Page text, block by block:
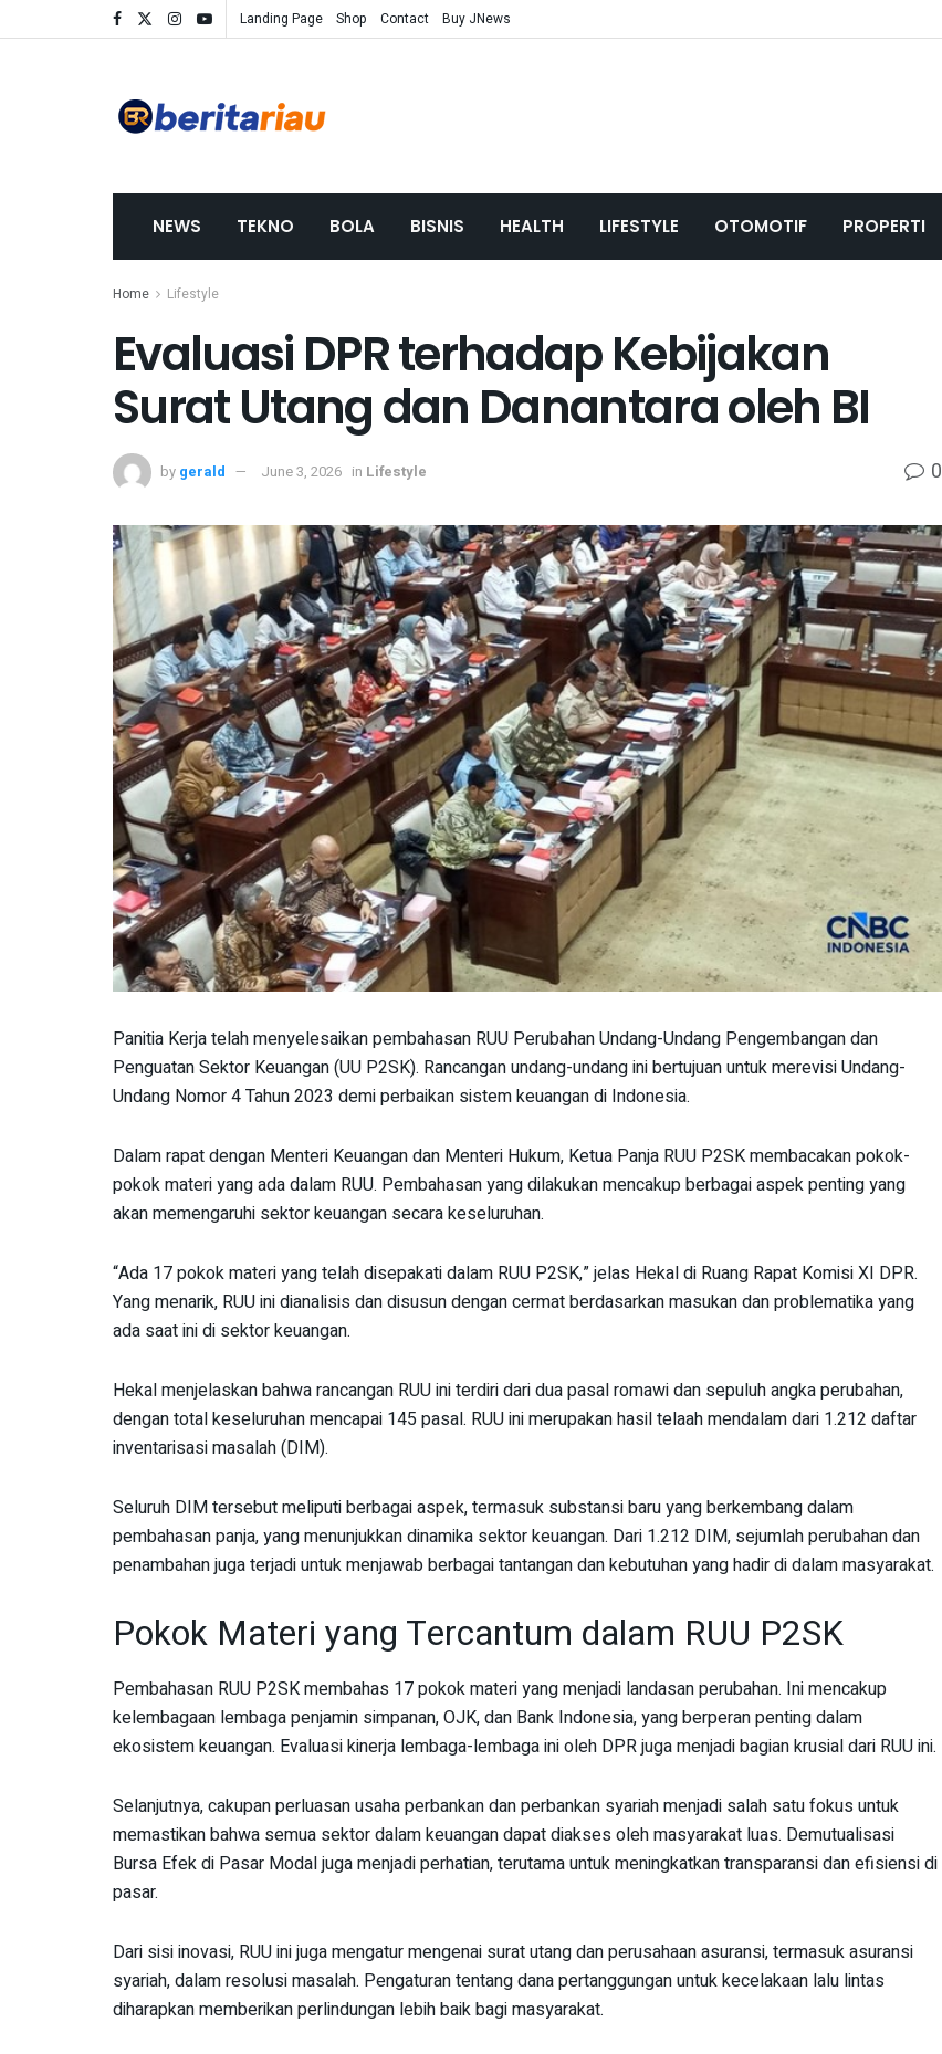
Landing Page Shop Contact Buy JNews
NEWS TEKNO BOLA BISNIS HEALTH LIFESTYLE OTOMOTIF PROPERTI
Home Lifestyle
Evaluasi DPR terhadap Kebijakan
Surat Utang dan Danantara oleh BI
by gerald June 3, 2026 in Lifestyle 0
Panitia Kerja telah menyelesaikan pembahasan RUU Perubahan Undang-Undang Pengembangan dan
Penguatan Sektor Keuangan (UU P2SK). Rancangan undang-undang ini bertujuan untuk merevisi Undang-
Undang Nomor 4 Tahun 2023 demi perbaikan sistem keuangan di Indonesia.
Dalam rapat dengan Menteri Keuangan dan Menteri Hukum, Ketua Panja RUU P2SK membacakan pokok-
pokok materi yang ada dalam RUU. Pembahasan yang dilakukan mencakup berbagai aspek penting yang
akan memengaruhi sektor keuangan secara keseluruhan.
“Ada 17 pokok materi yang telah disepakati dalam RUU P2SK,” jelas Hekal di Ruang Rapat Komisi XI DPR.
Yang menarik, RUU ini dianalisis dan disusun dengan cermat berdasarkan masukan dan problematika yang
ada saat ini di sektor keuangan.
Hekal menjelaskan bahwa rancangan RUU ini terdiri dari dua pasal romawi dan sepuluh angka perubahan,
dengan total keseluruhan mencapai 145 pasal. RUU ini merupakan hasil telaah mendalam dari 1.212 daftar
inventarisasi masalah (DIM).
Seluruh DIM tersebut meliputi berbagai aspek, termasuk substansi baru yang berkembang dalam
pembahasan panja, yang menunjukkan dinamika sektor keuangan. Dari 1.212 DIM, sejumlah perubahan dan
penambahan juga terjadi untuk menjawab berbagai tantangan dan kebutuhan yang hadir di dalam masyarakat.
Pokok Materi yang Tercantum dalam RUU P2SK
Pembahasan RUU P2SK membahas 17 pokok materi yang menjadi landasan perubahan. Ini mencakup
kelembagaan lembaga penjamin simpanan, OJK, dan Bank Indonesia, yang berperan penting dalam
ekosistem keuangan. Evaluasi kinerja lembaga-lembaga ini oleh DPR juga menjadi bagian krusial dari RUU ini.
Selanjutnya, cakupan perluasan usaha perbankan dan perbankan syariah menjadi salah satu fokus untuk
memastikan bahwa semua sektor dalam keuangan dapat diakses oleh masyarakat luas. Demutualisasi
Bursa Efek di Pasar Modal juga menjadi perhatian, terutama untuk meningkatkan transparansi dan efisiensi di
pasar.
Dari sisi inovasi, RUU ini juga mengatur mengenai surat utang dan perusahaan asuransi, termasuk asuransi
syariah, dalam resolusi masalah. Pengaturan tentang dana pertanggungan untuk kecelakaan lalu lintas
diharapkan memberikan perlindungan lebih baik bagi masyarakat.